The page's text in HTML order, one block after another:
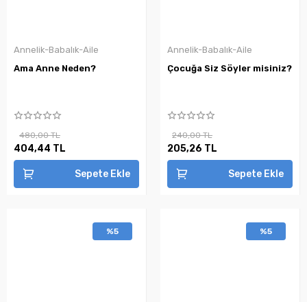
Annelik-Babalık-Aile
Ama Anne Neden?
480,00 TL
404,44 TL
Sepete Ekle
Annelik-Babalık-Aile
Çocuğa Siz Söyler misiniz?
240,00 TL
205,26 TL
Sepete Ekle
%5 %5